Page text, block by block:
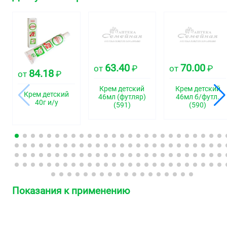
от 84.18 ₽
Крем детский
40г и/у
от 63.40₽
Крем детский
46мл (футляр)
(591)
от70.00 ₽
Крем детский
46мл б/футл.
(590)
Показания к применению